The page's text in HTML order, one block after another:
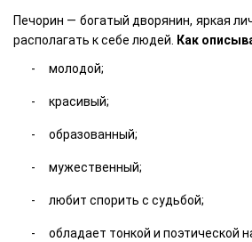
Печорин — богатый дворянин, яркая
располагать к себе людей.
Как
молодой;
красивый;
образованный;
мужественный;
любит спорить с судьбой;
обладает тонкой и поэтической